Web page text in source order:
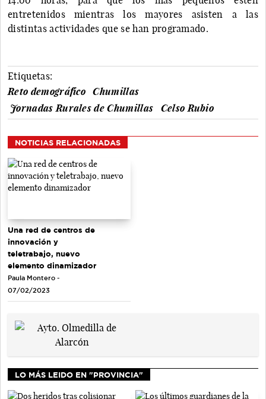
entretenidos mientras los mayores asisten a las
distintas actividades que se han programado.
Etiquetas:
Reto demográfico
Chumillas
Jornadas Rurales de Chumillas
Celso Rubio
NOTICIAS RELACIONADAS
Una red de centros de
innovación y
teletrabajo, nuevo
elemento dinamizador
Paula Montero -
07/02/2023
LO MÁS LEIDO EN "PROVINCIA"